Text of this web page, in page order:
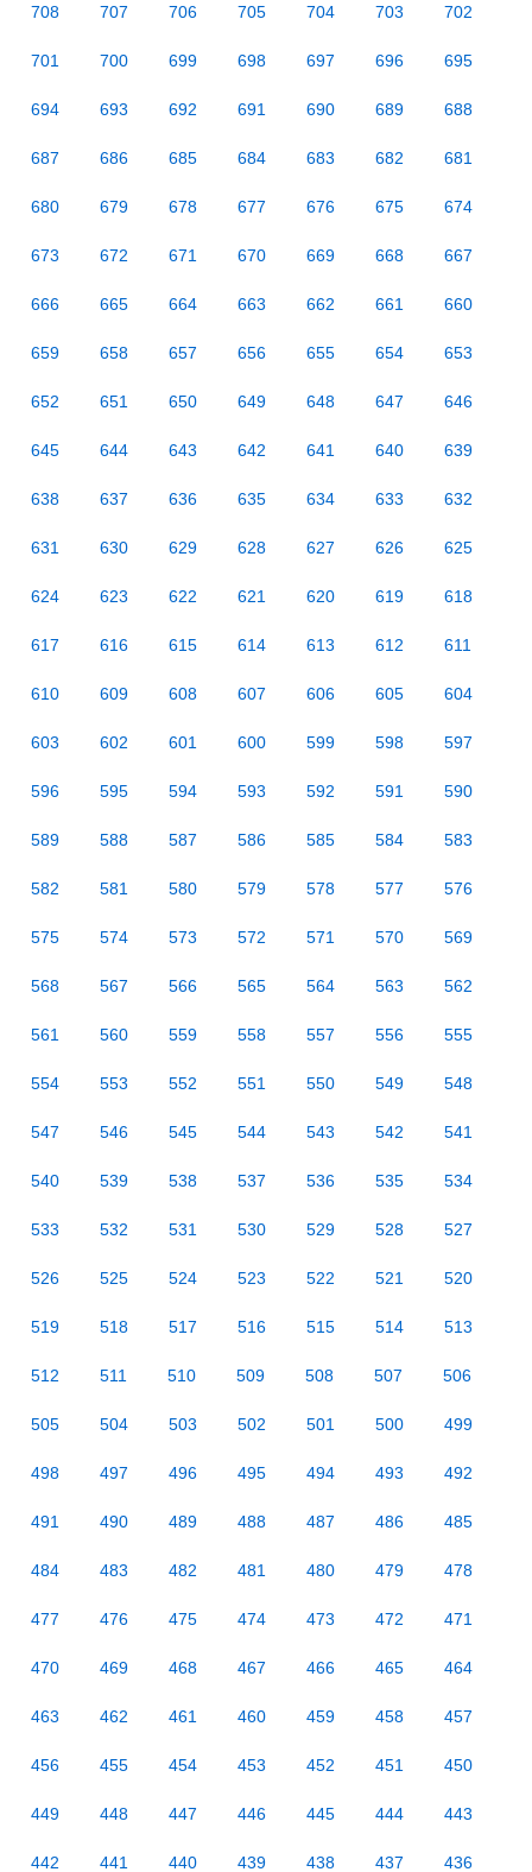
708 707 706 705 704 703 702
701 700 699 698 697 696 695
694 693 692 691 690 689 688
687 686 685 684 683 682 681
680 679 678 677 676 675 674
673 672 671 670 669 668 667
666 665 664 663 662 661 660
659 658 657 656 655 654 653
652 651 650 649 648 647 646
645 644 643 642 641 640 639
638 637 636 635 634 633 632
631 630 629 628 627 626 625
624 623 622 621 620 619 618
617 616 615 614 613 612 611
610 609 608 607 606 605 604
603 602 601 600 599 598 597
596 595 594 593 592 591 590
589 588 587 586 585 584 583
582 581 580 579 578 577 576
575 574 573 572 571 570 569
568 567 566 565 564 563 562
561 560 559 558 557 556 555
554 553 552 551 550 549 548
547 546 545 544 543 542 541
540 539 538 537 536 535 534
533 532 531 530 529 528 527
526 525 524 523 522 521 520
519 518 517 516 515 514 513
512 511 510 509 508 507 506
505 504 503 502 501 500 499
498 497 496 495 494 493 492
491 490 489 488 487 486 485
484 483 482 481 480 479 478
477 476 475 474 473 472 471
470 469 468 467 466 465 464
463 462 461 460 459 458 457
456 455 454 453 452 451 450
449 448 447 446 445 444 443
442 441 440 439 438 437 436